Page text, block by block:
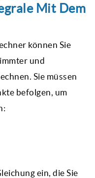
Mit Dem
können Sie
und
Sie müssen
befolgen, um
ein, die Sie